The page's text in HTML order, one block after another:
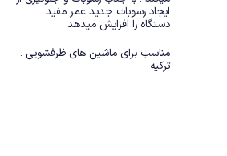
دستگاه را افزایش میدهد
ترکیه